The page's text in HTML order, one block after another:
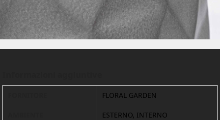
FLORAL GARDEN
ESTERNO, INTERNO